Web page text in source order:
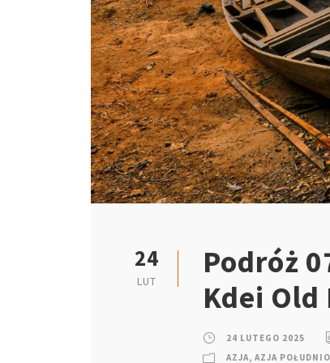
24
LUT
Podróż
Kdei Old
24 LUTEGO 2025
AZJA, AZJA